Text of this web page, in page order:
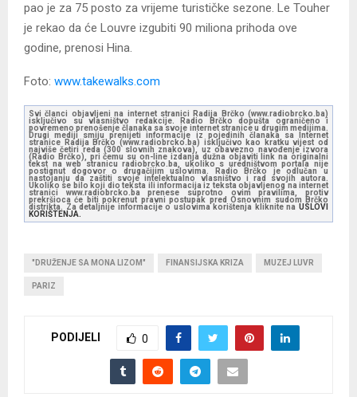
pao je za 75 posto za vrijeme turističke sezone. Le Touher
je rekao da će Louvre izgubiti 90 miliona prihoda ove
godine, prenosi Hina.
Foto: www.takewalks.com
Svi članci objavljeni na internet stranici Radija Brčko (www.radiobrcko.ba)
isključivo su vlasništvo redakcije. Radio Brčko dopušta ograničeno i
povremeno prenošenje članaka sa svoje internet stranice u drugim medijima.
Drugi mediji smiju prenijeti informacije iz pojedinih članaka sa Internet
stranice Radija Brčko (www.radiobrcko.ba) isključivo kao kratku vijest od
najviše četiri reda (300 slovnih znakova), uz obavezno navođenje izvora
(Radio Brčko), pri čemu su on-line izdanja dužna objaviti link na originalni
tekst na web stranicu radiobrcko.ba, ukoliko s uredništvom portala nije
postignut dogovor o drugačijim uslovima. Radio Brčko je odlučan u
nastojanju da zaštiti svoje intelektualno vlasništvo i rad svojih autora.
Ukoliko se bilo koji dio teksta ili informacija iz teksta objavljenog na internet
stranici www.radiobrcko.ba prenese suprotno ovim pravilima, protiv
prekršioca će biti pokrenut pravni postupak pred Osnovnim sudom Brčko
distrikta. Za detaljnije informacije o uslovima korištenja kliknite na USLOVI
KORIŠTENJA.
"DRUŽENJE SA MONA LIZOM" FINANSIJSKA KRIZA MUZEJ LUVR
PARIZ
PODIJELI 0